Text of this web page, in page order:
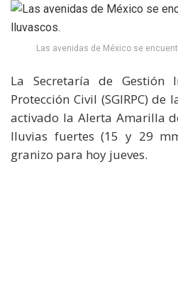
Las avenidas de México se
La Secretaría de Gestión
Protección Civil (SGIRPC)
activado la Alerta Amarilla
lluvias fuertes (15 y 29
granizo para hoy jueves.